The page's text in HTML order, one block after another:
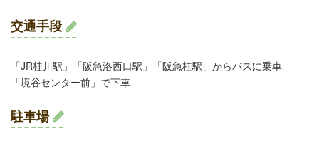
交通手段
「JR桂川駅」「阪急洛西口駅」「阪急桂駅」からバスに乗車
「境谷センター前」で下車
駐車場